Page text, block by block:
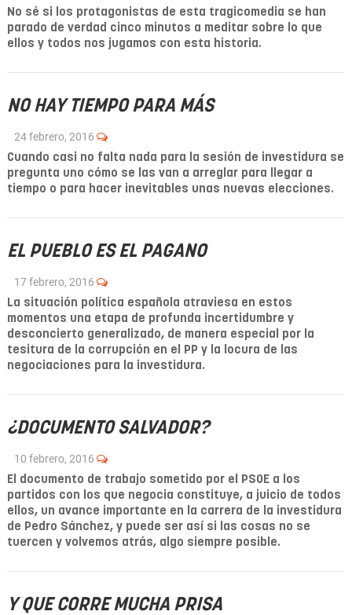
No sé si los protagonistas de esta tragicomedia se han
parado de verdad cinco minutos a meditar sobre lo que
ellos y todos nos jugamos con esta historia.
NO HAY TIEMPO PARA MÁS
24 febrero, 2016
Cuando casi no falta nada para la sesión de investidura se
pregunta uno cómo se las van a arreglar para llegar a
tiempo o para hacer inevitables unas nuevas elecciones.
EL PUEBLO ES EL PAGANO
17 febrero, 2016
La situación política española atraviesa en estos
momentos una etapa de profunda incertidumbre y
desconcierto generalizado, de manera especial por la
tesitura de la corrupción en el PP y la locura de las
negociaciones para la investidura.
¿DOCUMENTO SALVADOR?
10 febrero, 2016
El documento de trabajo sometido por el PSOE a los
partidos con los que negocia constituye, a juicio de todos
ellos, un avance importante en la carrera de la investidura
de Pedro Sánchez, y puede ser así si las cosas no se
tuercen y volvemos atrás, algo siempre posible.
Y QUE CORRE MUCHA PRISA